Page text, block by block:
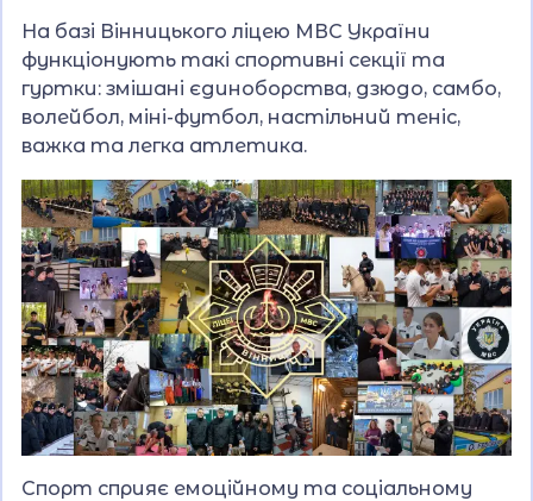
На базі Вінницького ліцею МВС України
функціонують такі спортивні секції та
гуртки: змішані єдиноборства, дзюдо, самбо,
волейбол, міні-футбол, настільний теніс,
важка та легка атлетика.
Спорт сприяє емоційному та соціальному